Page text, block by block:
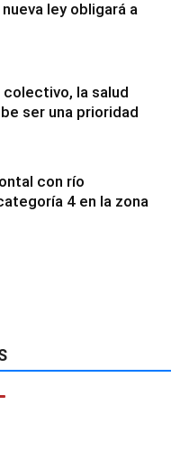
ley obligará a
colectivo, la salud
ser una prioridad
con río
4 en la zona